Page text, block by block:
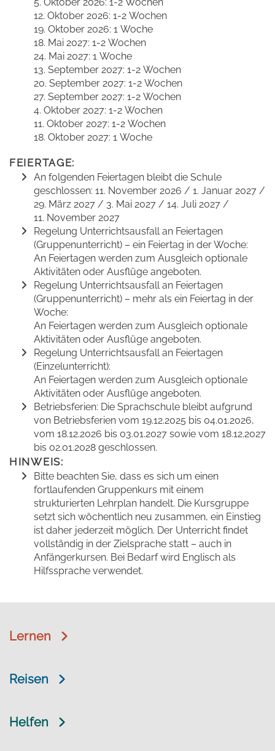
12. Oktober 2026: 1-2 Wochen
19. Oktober 2026: 1 Woche
18. Mai 2027: 1-2 Wochen
24. Mai 2027: 1 Woche
13. September 2027: 1-2 Wochen
20. September 2027: 1-2 Wochen
27. September 2027: 1-2 Wochen
4. Oktober 2027: 1-2 Wochen
11. Oktober 2027: 1-2 Wochen
18. Oktober 2027: 1 Woche
FEIERTAGE:
An folgenden Feiertagen bleibt die Schule
geschlossen: 11. November 2026 / 1. Januar 2027 /
29. März 2027 / 3. Mai 2027 / 14. Juli 2027 /
11. November 2027
Regelung Unterrichtsausfall an Feiertagen
(Gruppenunterricht) – ein Feiertag in der Woche:
An Feiertagen werden zum Ausgleich optionale
Aktivitäten oder Ausflüge angeboten.
Regelung Unterrichtsausfall an Feiertagen
(Gruppenunterricht) – mehr als ein Feiertag in der
Woche:
An Feiertagen werden zum Ausgleich optionale
Aktivitäten oder Ausflüge angeboten.
Regelung Unterrichtsausfall an Feiertagen
(Einzelunterricht):
An Feiertagen werden zum Ausgleich optionale
Aktivitäten oder Ausflüge angeboten.
Betriebsferien: Die Sprachschule bleibt aufgrund
von Betriebsferien vom 19.12.2025 bis 04.01.2026,
vom 18.12.2026 bis 03.01.2027 sowie vom 18.12.2027
bis 02.01.2028 geschlossen.
HINWEIS:
Bitte beachten Sie, dass es sich um einen
fortlaufenden Gruppenkurs mit einem
strukturierten Lehrplan handelt. Die Kursgruppe
setzt sich wöchentlich neu zusammen, ein Einstieg
ist daher jederzeit möglich. Der Unterricht findet
vollständig in der Zielsprache statt – auch in
Anfängerkursen. Bei Bedarf wird Englisch als
Hilfssprache verwendet.
Lernen
Reisen
Helfen